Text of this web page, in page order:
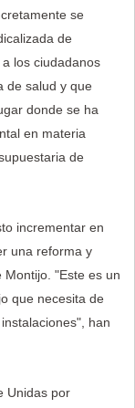
se
de
los ciudadanos
de salud y que
donde se ha
en materia
de
incrementar en
una reforma y
"Este es un
que necesita de
han
Unidas por